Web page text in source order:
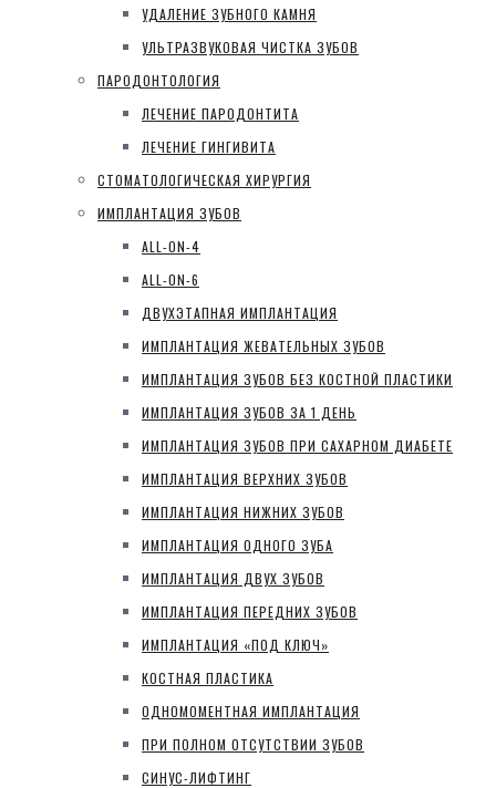
УДАЛЕНИЕ ЗУБНОГО КАМНЯ
УЛЬТРАЗВУКОВАЯ ЧИСТКА ЗУБОВ
ПАРОДОНТОЛОГИЯ
ЛЕЧЕНИЕ ПАРОДОНТИТА
ЛЕЧЕНИЕ ГИНГИВИТА
СТОМАТОЛОГИЧЕСКАЯ ХИРУРГИЯ
ИМПЛАНТАЦИЯ ЗУБОВ
ALL-ON-4
ALL-ON-6
ДВУХЭТАПНАЯ ИМПЛАНТАЦИЯ
ИМПЛАНТАЦИЯ ЖЕВАТЕЛЬНЫХ ЗУБОВ
ИМПЛАНТАЦИЯ ЗУБОВ БЕЗ КОСТНОЙ ПЛАСТИКИ
ИМПЛАНТАЦИЯ ЗУБОВ ЗА 1 ДЕНЬ
ИМПЛАНТАЦИЯ ЗУБОВ ПРИ САХАРНОМ ДИАБЕТЕ
ИМПЛАНТАЦИЯ ВЕРХНИХ ЗУБОВ
ИМПЛАНТАЦИЯ НИЖНИХ ЗУБОВ
ИМПЛАНТАЦИЯ ОДНОГО ЗУБА
ИМПЛАНТАЦИЯ ДВУХ ЗУБОВ
ИМПЛАНТАЦИЯ ПЕРЕДНИХ ЗУБОВ
ИМПЛАНТАЦИЯ «ПОД КЛЮЧ»
КОСТНАЯ ПЛАСТИКА
ОДНОМОМЕНТНАЯ ИМПЛАНТАЦИЯ
ПРИ ПОЛНОМ ОТСУТСТВИИ ЗУБОВ
СИНУС-ЛИФТИНГ